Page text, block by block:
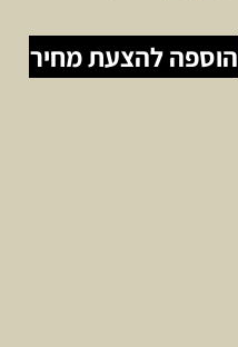
הוספה להצעת מחיר